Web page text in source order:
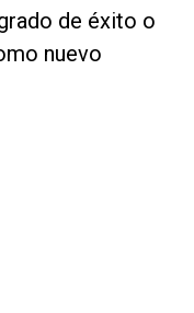
de éxito o
nuevo